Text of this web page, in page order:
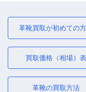
革靴買取が初めての
買取価格（相場）表
革靴の買取方法